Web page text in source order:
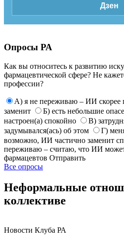
Дзен
Опросы РА
Как вы относитесь к развитию
фармацевтической сфере? Не
профессии?
А) я не переживаю – ИИ скорее
заменит
Б) есть небольшие
настроен(а) спокойно
В)
задумывался(ась) об этом
Г)
возможно, ИИ частично заменит
переживаю – считаю, что ИИ
фармацевтов Отправить
Все опросы
Неформальные
коллективе
Новости Клуба РА